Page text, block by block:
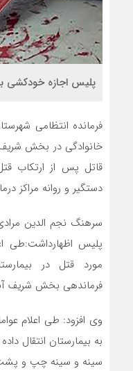
پلیس اجازه خودکشی
فرمانده انتظامي
خانوادگی در بخش
قاتل پس از ارتکاب
دستگیر و روانه مراکز
سرهنگ نجم الدين
مورد قتل در
فرماندهي بخش شريف
وي افزود: طي اعلام
به بيمارستان انتقال
سينه و سينه چپ و